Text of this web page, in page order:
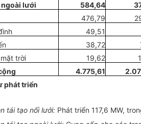
lưới 584,64
476,79
49,51
38,72
trời 19,62
4.775,61
phát triển
tái tạo nối lưới: Phát triển 117,6 MW,